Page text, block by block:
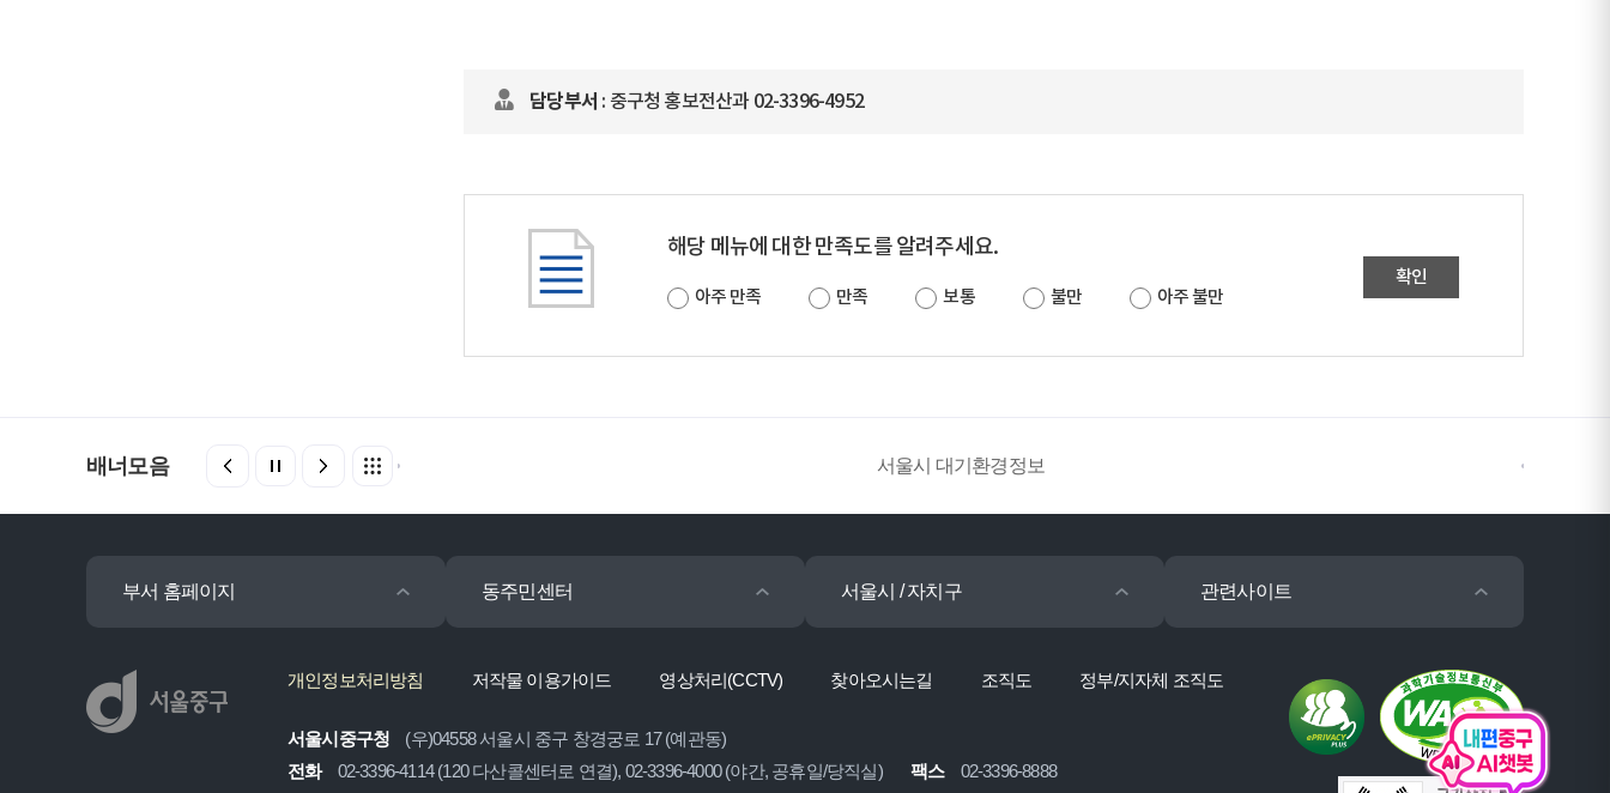
담당부서 : 중구청 홍보전산과 02-3396-4952
해당 메뉴에 대한 만족도를 알려주세요.
아주 만족 만족 보통 불만 아주 불만
확인
배너모음 서울시 대기환경정보
부서 홈페이지 동주민센터 서울시 / 자치구 관련사이트
개인정보처리방침 저작물 이용가이드 영상처리(CCTV) 찾아오시는길 조직도 정부/지자체 조직도
서울시중구청
(우)04558 서울시 중구 창경궁로 17 (예관동)
전화
02-3396-4114 (120 다산콜센터로 연결), 02-3396-4000 (야간, 공휴일/당직실) 팩스 02-3396-8888